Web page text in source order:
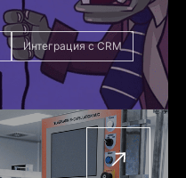
Интеграция с CRM